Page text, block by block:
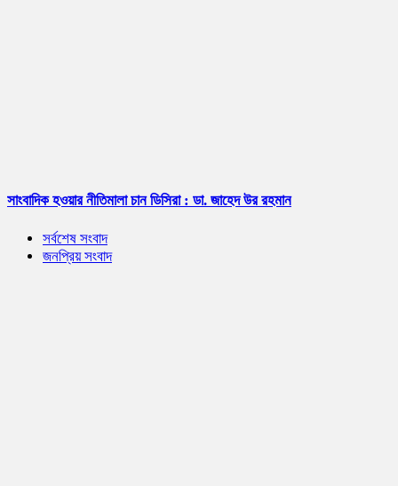
সাংবাদিক হওয়ার নীতিমালা চান ডিসিরা : ডা. জাহেদ উর রহমান
সর্বশেষ সংবাদ
জনপ্রিয় সংবাদ